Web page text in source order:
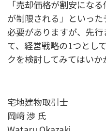
「売却価格が割安にな
が制限される」といっ
必要がありますが、先
て、経営戦略の1つとし
クを検討してみてはいか
宅地建物取引士
岡﨑 渉 氏